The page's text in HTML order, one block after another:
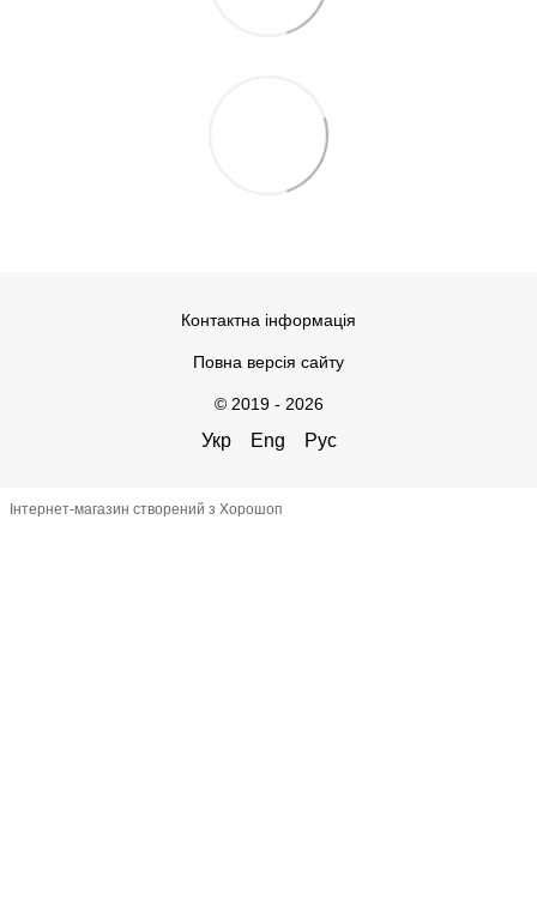
Контактна інформація
Повна версія сайту
© 2019 - 2026
Укр Eng Рус
Інтернет-магазин створений з Хорошоп